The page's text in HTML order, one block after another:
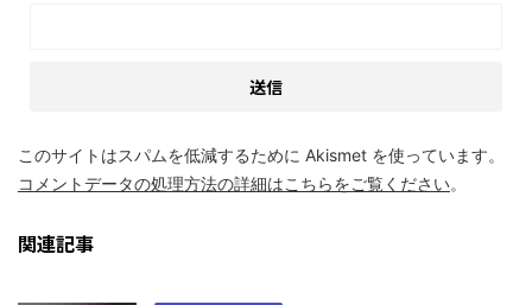
このサイトはスパムを低減するために Akismet を使っています。
コメントデータの処理方法の詳細はこちらをご覧ください。
関連記事